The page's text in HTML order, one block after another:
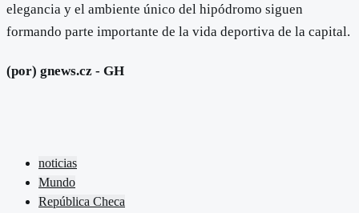
elegancia y el ambiente único del hipódromo siguen
formando parte importante de la vida deportiva de la capital.
(por) gnews.cz - GH
noticias
Mundo
República Checa